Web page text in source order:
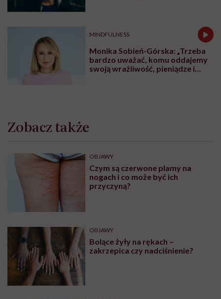
MINDFULNESS
Monika Sobień-Górska: „Trzeba
bardzo uważać, komu oddajemy
swoją wrażliwość, pieniądze i
Zobacz także
OBJAWY
Czym są czerwone plamy na
nogach i co może być ich
przyczyną?
OBJAWY
Bolące żyły na rękach –
zakrzepica czy nadciśnienie?